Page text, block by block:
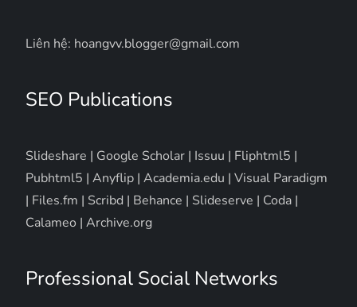
Liên hệ: hoangvv.blogger@gmail.com
SEO Publications
Slideshare | Google Scholar | Issuu | Fliphtml5 |
Pubhtml5 |Anyflip |Academia.edu |Visual Paradigm
| Files.fm | Scribd | Behance | Slideserve | Coda |
Calameo |Archive.org
Professional Social Networks